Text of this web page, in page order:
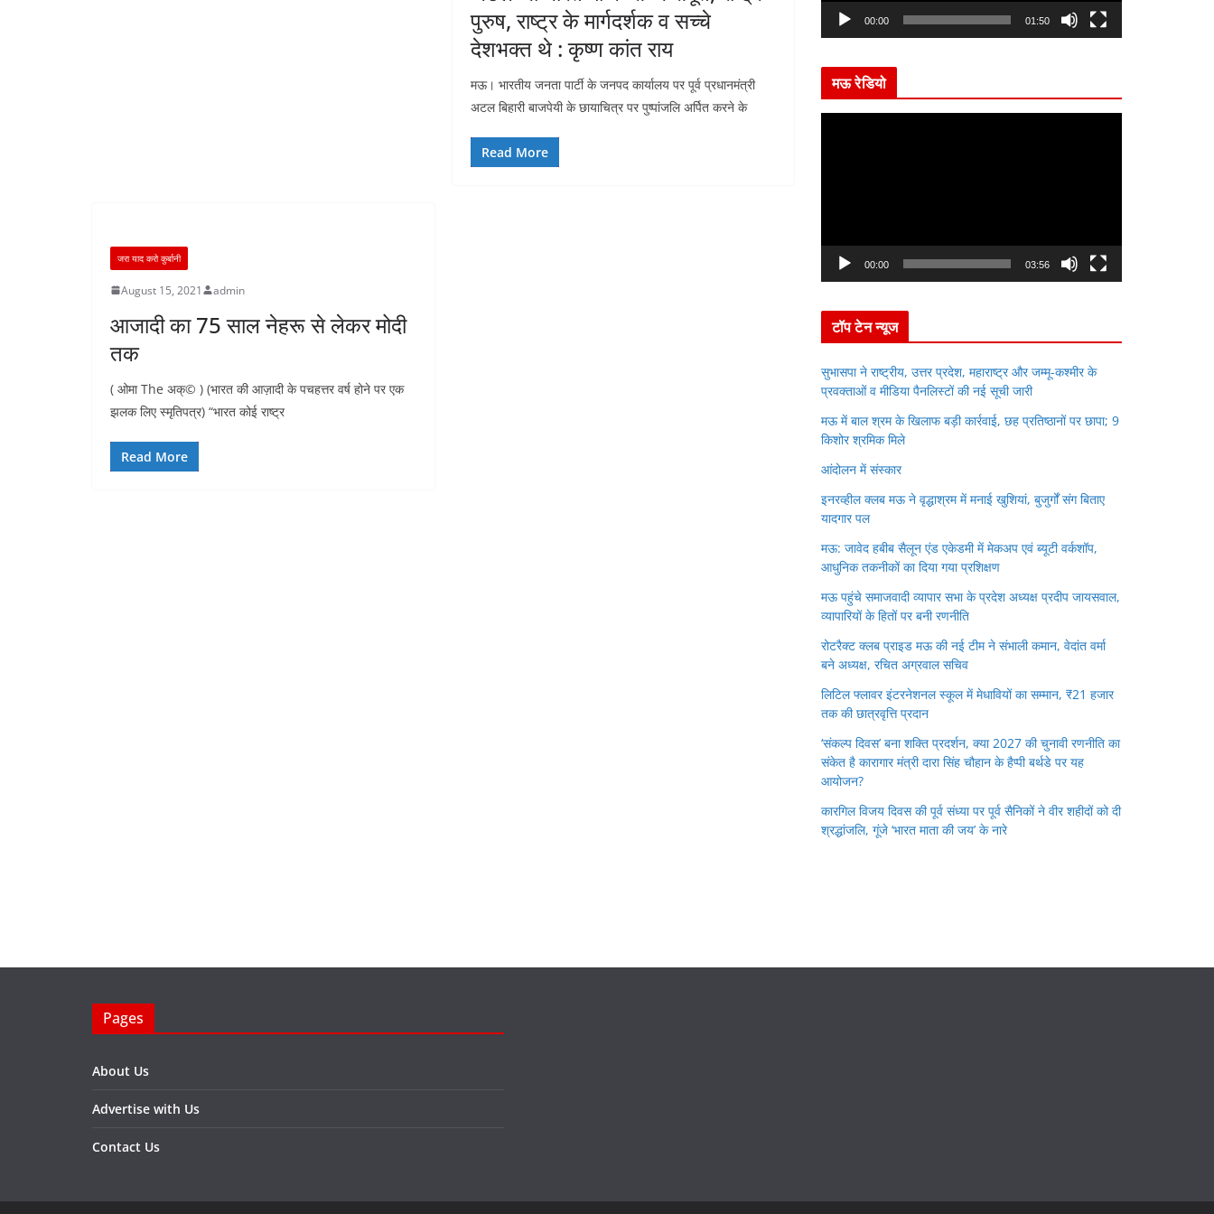
पुरुष, राष्ट्र के मार्गदर्शक व सच्चे
देशभक्त थे : कृष्ण कांत राय
मऊ। भारतीय जनता पार्टी के जनपद कार्यालय पर पूर्व प्रधानमंत्री
अटल बिहारी बाजपेयी के छायाचित्र पर पुष्पांजलि अर्पित करने के
Read More
जरा याद करो कुर्बानी
August 15, 2021 admin
आजादी का 75 साल नेहरू से लेकर मोदी
तक
( ओमा The अक्© ) (भारत की आज़ादी के पचहत्तर वर्ष होने पर एक
झलक लिए स्मृतिपत्र) “भारत कोई राष्ट्र
Read More
a
r
00:00 01:50
मऊ रेडियो
a
r
00:00 03:56
टॉप टेन न्यूज
सुभासपा ने राष्ट्रीय, उत्तर प्रदेश, महाराष्ट्र और जम्मू-कश्मीर के
प्रवक्ताओं व मीडिया पैनलिस्टों की नई सूची जारी
मऊ में बाल श्रम के खिलाफ बड़ी कार्रवाई, छह प्रतिष्ठानों पर छापा; 9
किशोर श्रमिक मिले
आंदोलन में संस्कार
इनरव्हील क्लब मऊ ने वृद्धाश्रम में मनाई खुशियां, बुजुर्गों संग बिताए
यादगार पल
मऊ: जावेद हबीब सैलून एंड एकेडमी में मेकअप एवं ब्यूटी वर्कशॉप,
आधुनिक तकनीकों का दिया गया प्रशिक्षण
मऊ पहुंचे समाजवादी व्यापार सभा के प्रदेश अध्यक्ष प्रदीप जायसवाल,
व्यापारियों के हितों पर बनी रणनीति
रोटरैक्ट क्लब प्राइड मऊ की नई टीम ने संभाली कमान, वेदांत वर्मा
बने अध्यक्ष, रचित अग्रवाल सचिव
लिटिल फ्लावर इंटरनेशनल स्कूल में मेधावियों का सम्मान, ₹21 हजार
तक की छात्रवृत्ति प्रदान
‘संकल्प दिवस’ बना शक्ति प्रदर्शन, क्या 2027 की चुनावी रणनीति का
संकेत है कारागार मंत्री दारा सिंह चौहान के हैप्पी बर्थडे पर यह
आयोजन?
कारगिल विजय दिवस की पूर्व संध्या पर पूर्व सैनिकों ने वीर शहीदों को दी
श्रद्धांजलि, गूंजे ‘भारत माता की जय’ के नारे
Pages
About Us
Advertise with Us
Contact Us